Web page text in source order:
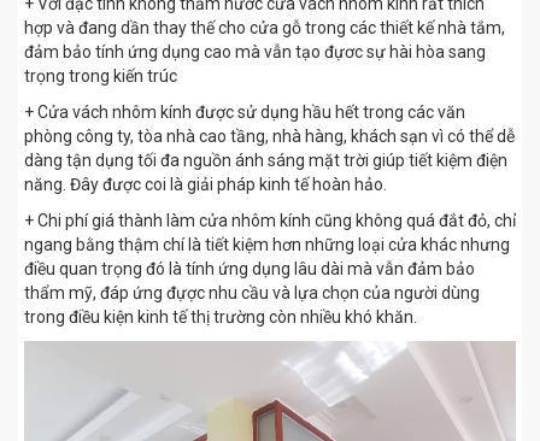
hợp và đang dần thay thế cho cửa gỗ trong các thiết kế nhà tắm,
đảm bảo tính ứng dụng cao mà vẫn tạo đựơc sự hài hòa sang
trọng trong kiến trúc
+ Cửa vách nhôm kính được sử dụng hầu hết trong các văn
phòng công ty, tòa nhà cao tầng, nhà hàng, khách sạn vì có thể dễ
dàng tận dụng tối đa nguồn ánh sáng mặt trời giúp tiết kiệm điện
năng. Đây được coi là giải pháp kinh tế hoàn hảo.
+ Chi phí giá thành làm cửa nhôm kính cũng không quá đắt đỏ, chỉ
ngang bằng thậm chí là tiết kiệm hơn những loại cửa khác nhưng
điều quan trọng đó là tính ứng dụng lâu dài mà vẫn đảm bảo
thẩm mỹ, đáp ứng đựợc nhu cầu và lựa chọn của người dùng
trong điều kiện kinh tế thị trường còn nhiều khó khăn.